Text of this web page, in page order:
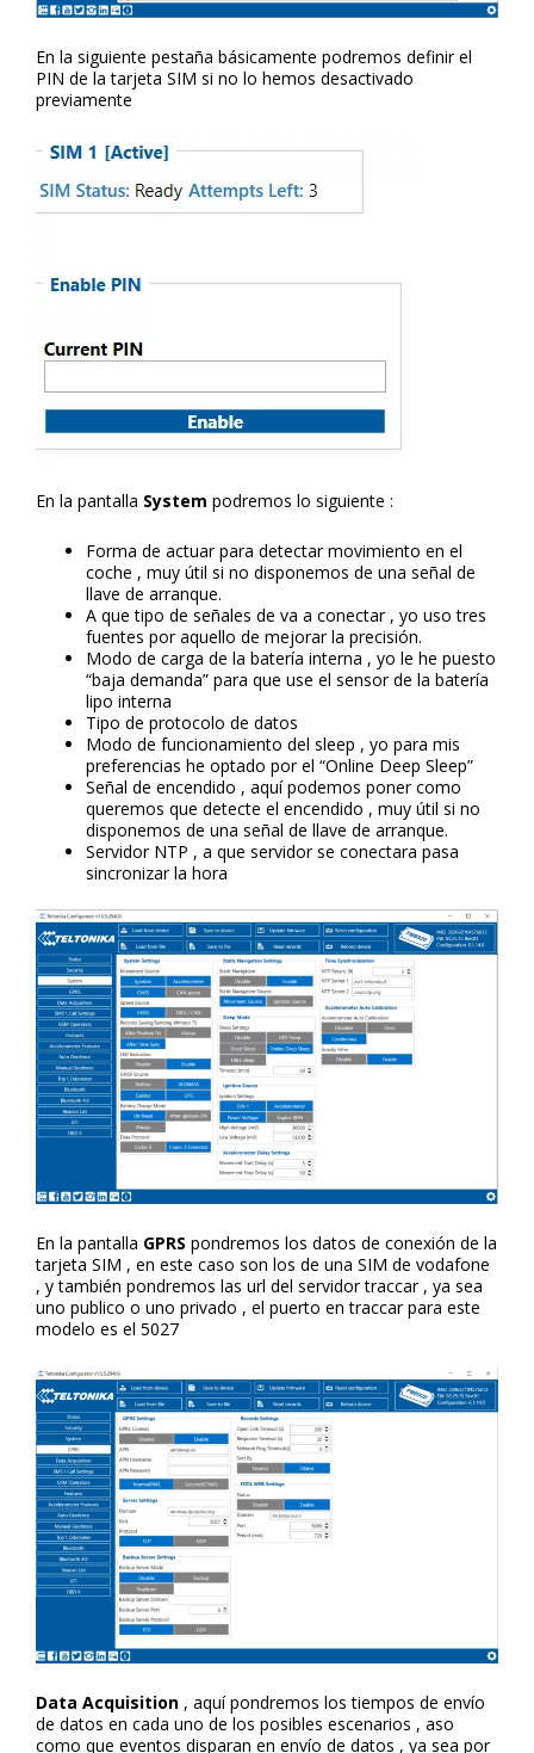
En la siguiente pestaña básicamente podremos definir el
PIN de la tarjeta SIM si no lo hemos desactivado
previamente
En la pantalla System podremos lo siguiente :
Forma de actuar para detectar movimiento en el
coche , muy útil si no disponemos de una señal de
llave de arranque.
A que tipo de señales de va a conectar , yo uso tres
fuentes por aquello de mejorar la precisión.
Modo de carga de la batería interna , yo le he puesto
“baja demanda” para que use el sensor de la batería
lipo interna
Tipo de protocolo de datos
Modo de funcionamiento del sleep , yo para mis
preferencias he optado por el “Online Deep Sleep”
Señal de encendido , aquí podemos poner como
queremos que detecte el encendido , muy útil si no
disponemos de una señal de llave de arranque.
Servidor NTP , a que servidor se conectara pasa
sincronizar la hora
En la pantalla GPRS pondremos los datos de conexión de la
tarjeta SIM , en este caso son los de una SIM de vodafone
, y también pondremos las url del servidor traccar , ya sea
uno publico o uno privado , el puerto en traccar para este
modelo es el 5027
Data Acquisition , aquí pondremos los tiempos de envío
de datos en cada uno de los posibles escenarios , aso
como que eventos disparan en envío de datos , ya sea por